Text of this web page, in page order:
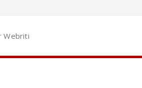
Webriti